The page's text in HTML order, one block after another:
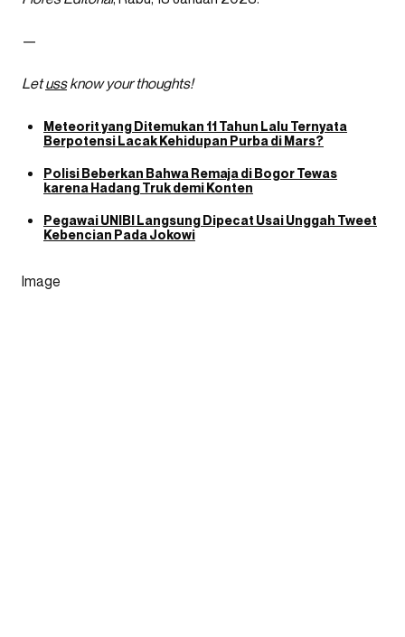
—
Letussknow your thoughts!
Meteorit yang Ditemukan 11 Tahun Lalu Ternyata
Berpotensi Lacak Kehidupan Purba di Mars?
Polisi Beberkan Bahwa Remaja di Bogor Tewas
karena Hadang Truk demi Konten
Pegawai UNIBI Langsung Dipecat Usai Unggah Tweet
Kebencian Pada Jokowi
Image